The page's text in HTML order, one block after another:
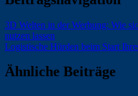
3D Welten in der Werbung: Wie
nutzen lassen
Logistische Hürden beim Start
Ähnliche Beiträge